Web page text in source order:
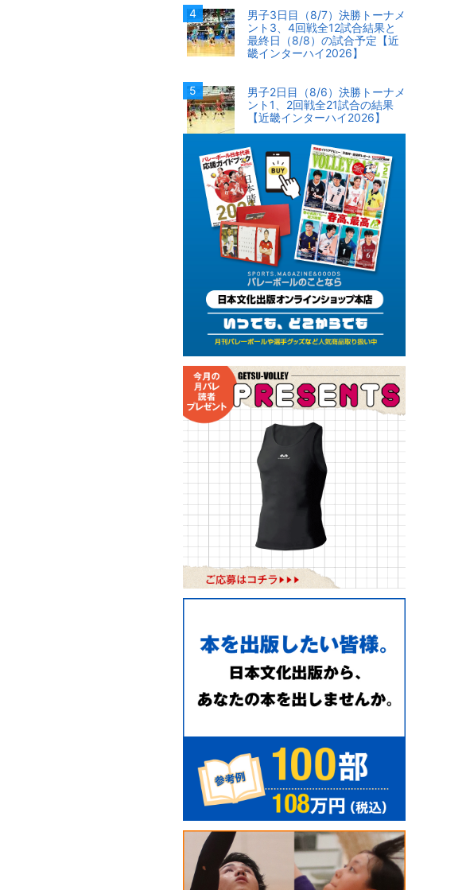
男子3日目（8/7）決勝トーナメ
ント3、4回戦全12試合結果と
最終日（8/8）の試合予定【近
畿インターハイ2026】
男子2日目（8/6）決勝トーナメ
ント1、2回戦全21試合の結果
【近畿インターハイ2026】